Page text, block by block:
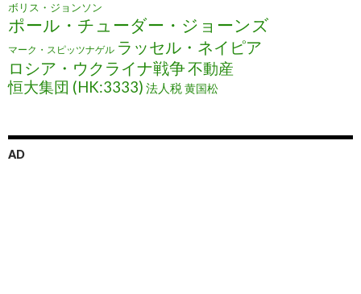
ボリス・ジョンソン
ポール・チューダー・ジョーンズ
マーク・スピッツナゲル ラッセル・ネイピア
ロシア・ウクライナ戦争不動産
恒大集団 (HK:3333) 法人税黄国松
AD